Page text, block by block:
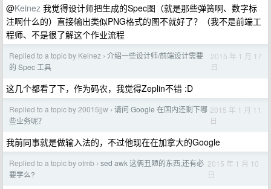
@Keinez 我觉得设计师把生成的Spec图（就是那些弹簧啊、数字标
注啊什么的）直接输出类似PNG格式的图不就好了？（我不是前端工
程师、不是很了解这个作业流程
Replied to a topic by Keinez › 介绍一些设计师/前端设计需要
的 Spec 工具
2015 年 1 月 17
日
这几个都看了下，作为码农，我觉得Zeplin不错 :D
Replied to a topic by 20015jjw › 请问 Google 在国内还剩下哪
些业务呢？
2015 年 1 月 11
日
我前同事就是做输入法的，不过他现在在加拿大的Google
Replied to a topic by otmb › sed awk 这俩丑陋的东西,还有必
要学么?
2015 年 1 月 10
日